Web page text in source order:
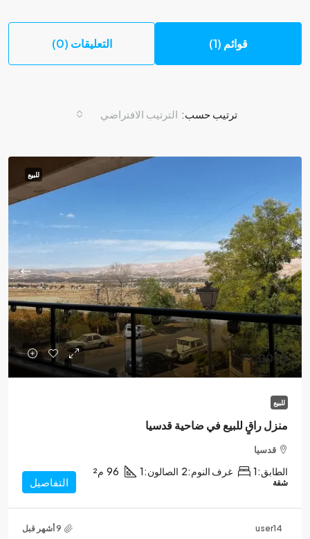
قوائم (1) التعليقات (0)
ترتيب حسب: الترتيب الافتراضي
للبيع
75,000$
للبيع
منزل راقٍ للبيع في ضاحية قدسيا
قدسيا
الطابق:1 غرف النوم:2 الصالون:1
96 م²
شقة التفاصيل
user14